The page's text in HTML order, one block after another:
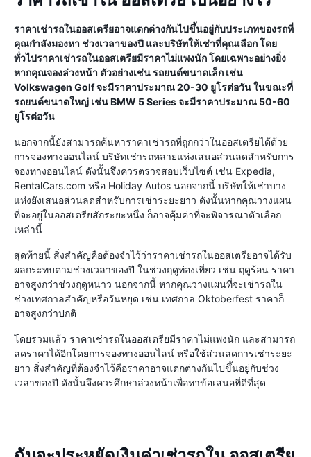
ราคาเช่ารถในออสเตรียอาจแตกต่างกันไปขึ้นอยู่กับประเภทของรถที่
คุณกำลังมองหา ช่วงเวลาของปี และบริษัทให้เช่าที่คุณเลือก โดย
ทั่วไปราคาเช่ารถในออสเตรียมีราคาไม่แพงนัก โดยเฉพาะอย่างยิ่ง
หากคุณจองล่วงหน้า ตัวอย่างเช่น รถยนต์ขนาดเล็ก เช่น
Volkswagen Golf จะมีราคาประมาณ 20-30 ยูโรต่อวัน ในขณะที่
รถยนต์ขนาดใหญ่ เช่น BMW 5 Series จะมีราคาประมาณ 50-60
ยูโรต่อวัน
นอกจากนี้ยังสามารถค้นหาราคาเช่ารถที่ถูกกว่าในออสเตรียได้ด้วย
การจองทางออนไลน์ บริษัทเช่ารถหลายแห่งเสนอส่วนลดสำหรับการ
จองทางออนไลน์ ดังนั้นจึงควรตรวจสอบเว็บไซต์ เช่น Expedia,
RentalCars.com หรือ Holiday Autos นอกจากนี้ บริษัทให้เช่าบาง
แห่งยังเสนอส่วนลดสำหรับการเช่าระยะยาว ดังนั้นหากคุณวางแผน
ที่จะอยู่ในออสเตรียสักระยะหนึ่ง ก็อาจคุ้มค่าที่จะพิจารณาตัวเลือก
เหล่านี้
สุดท้ายนี้ สิ่งสำคัญคือต้องจำไว้ว่าราคาเช่ารถในออสเตรียอาจได้รับ
ผลกระทบตามช่วงเวลาของปี ในช่วงฤดูท่องเที่ยว เช่น ฤดูร้อน ราคา
อาจสูงกว่าช่วงฤดูหนาว นอกจากนี้ หากคุณวางแผนที่จะเช่ารถใน
ช่วงเทศกาลสำคัญหรือวันหยุด เช่น เทศกาล Oktoberfest ราคาก็
อาจสูงกว่าปกติ
โดยรวมแล้ว ราคาเช่ารถในออสเตรียมีราคาไม่แพงนัก และสามารถ
ลดราคาได้อีกโดยการจองทางออนไลน์ หรือใช้ส่วนลดการเช่าระยะ
ยาว สิ่งสำคัญที่ต้องจำไว้คือราคาอาจแตกต่างกันไปขึ้นอยู่กับช่วง
เวลาของปี ดังนั้นจึงควรศึกษาล่วงหน้าเพื่อหาข้อเสนอที่ดีที่สุด